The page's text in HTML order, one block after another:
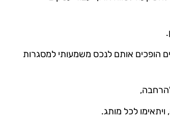
הופכים אותם לנכס משמעותי למסגרות
לכל מותג.